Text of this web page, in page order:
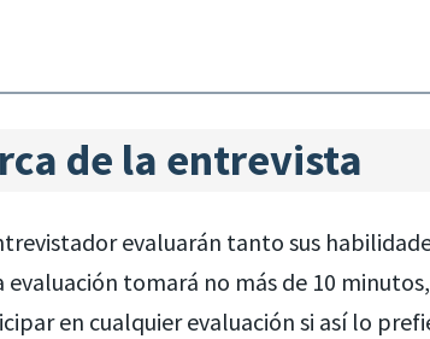
de la entrevista
evaluarán tanto sus
evaluación tomará no más de 10
en cualquier evaluación si así lo